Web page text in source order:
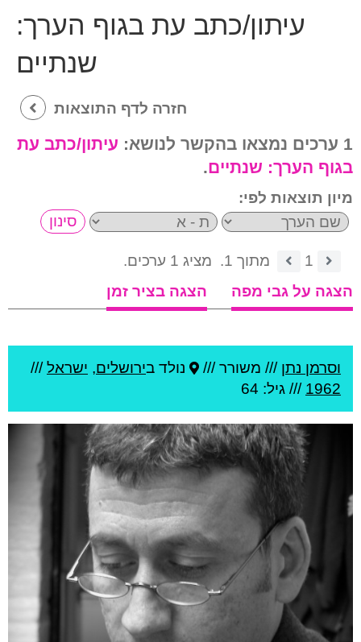
עיתון/כתב עת בגוף הערך:
שנתיים
חזרה לדף התוצאות
1 ערכים נמצאו בהקשר לנושא:
עיתון/כתב עת
בגוף הערך: שנתיים.
מיון תוצאות לפי:
1 מתוך 1.
מציג 1 ערכים.
הצגה על גבי מפה
הצגה בציר זמן
וסרמן נתן /// משורר /// נולד בירושלים, ישראל///
1962 /// גיל: 64